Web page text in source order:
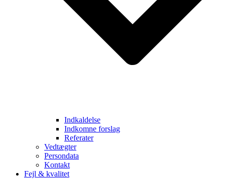
Indkaldelse
Indkomne forslag
Referater
Vedtægter
Persondata
Kontakt
Fejl & kvalitet